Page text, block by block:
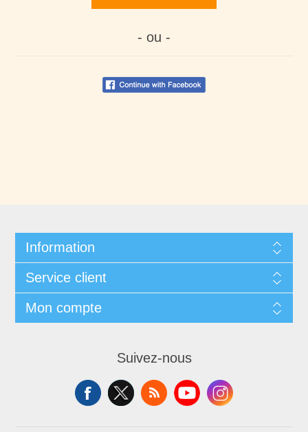
- ou -
Information
Service client
Mon compte
Suivez-nous